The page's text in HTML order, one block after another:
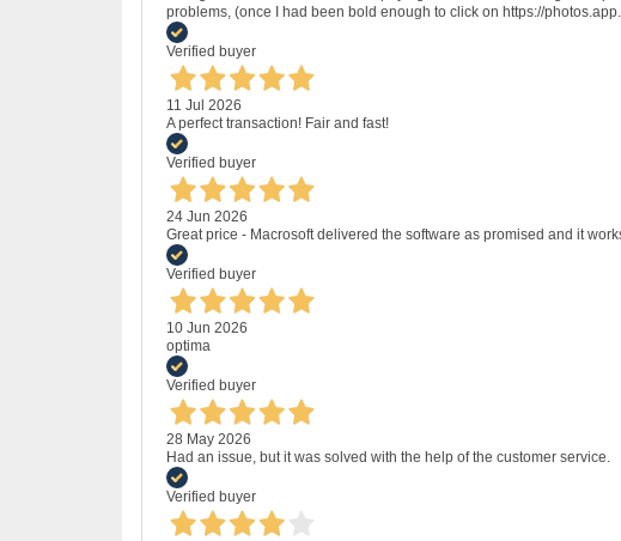
problems, (once I had been bold enough to click on https://
Verified buyer
11 Jul 2026
A perfect transaction! Fair and fast!
Verified buyer
24 Jun 2026
Great price - Macrosoft delivered the software as promised and it
Verified buyer
10 Jun 2026
optima
Verified buyer
28 May 2026
Had an issue, but it was solved with the help of the customer service.
Verified buyer